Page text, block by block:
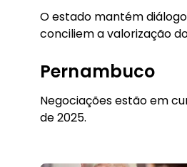
O estado mantém
conciliem a valorização
Pernambuco
Negociações estão em
de 2025.